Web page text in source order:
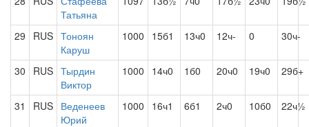
Татьяна
29 RUS Тоноян
Каруш
1000 15б1 13ч0 12ч- 0 30ч-
30 RUS Тырдин
Виктор
1000 14ч0 1б0 20ч0 19ч0 29б+
31 RUS Веденеев
Юрий
1000 16ч1 6б1 2ч0 10б0 22ч½